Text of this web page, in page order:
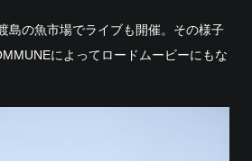
島の魚市場でライブも開催。その様子
によってロードムービーにもな